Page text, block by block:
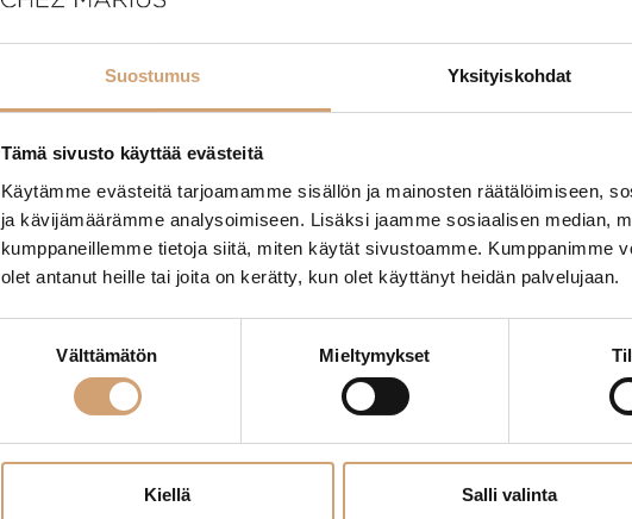
Suostumus Yksityiskohdat
Tämä sivusto käyttää evästeitä
Käytämme evästeitä tarjoamamme sisällön ja mainosten räätälöimiseen,
ja kävijämäärämme analysoimiseen. Lisäksi jaamme sosiaalisen median,
kumppaneillemme tietoja siitä, miten käytät sivustoamme. Kumppanimme
olet antanut heille tai joita on kerätty, kun olet käyttänyt heidän palvelujaan.
Välttämätön Mieltymykset
Kiellä Salli valinta
- Tuotteesta ei ole vielä arvosteluja -